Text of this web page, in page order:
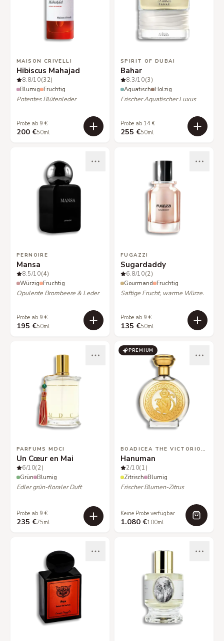
MAISON CRIVELLI
Hibiscus Mahajad
8.8/10(32)
Blumig Fruchtig
Potentes Blütenleder
Probe ab 9 €
200 €50ml
SPIRIT OF DUBAI
Bahar
8.3/10(3)
Aquatisch Holzig
Frischer Aquatischer Luxus
Probe ab 14 €
255 €50ml
PERNOIRE
Mansa
8.5/10(4)
Würzig Fruchtig
Opulente Brombeere & Leder
Probe ab 9 €
195 €50ml
FUGAZZI
Sugardaddy
6.8/10(2)
Gourmand Fruchtig
Saftige Frucht, warme Würze.
Probe ab 9 €
135 €50ml
PARFUMS MDCI
Un Cœur en Mai
6/10(2)
Grün Blumig
Edler grün-floraler Duft
Probe ab 9 €
235 €75ml
PREMIUM
BOADICEA THE VICTORIOUS
Hanuman
2/10(1)
Zitrisch Blumig
Frischer Blumen-Zitrus
Keine Probe verfügbar
1.080 €100ml